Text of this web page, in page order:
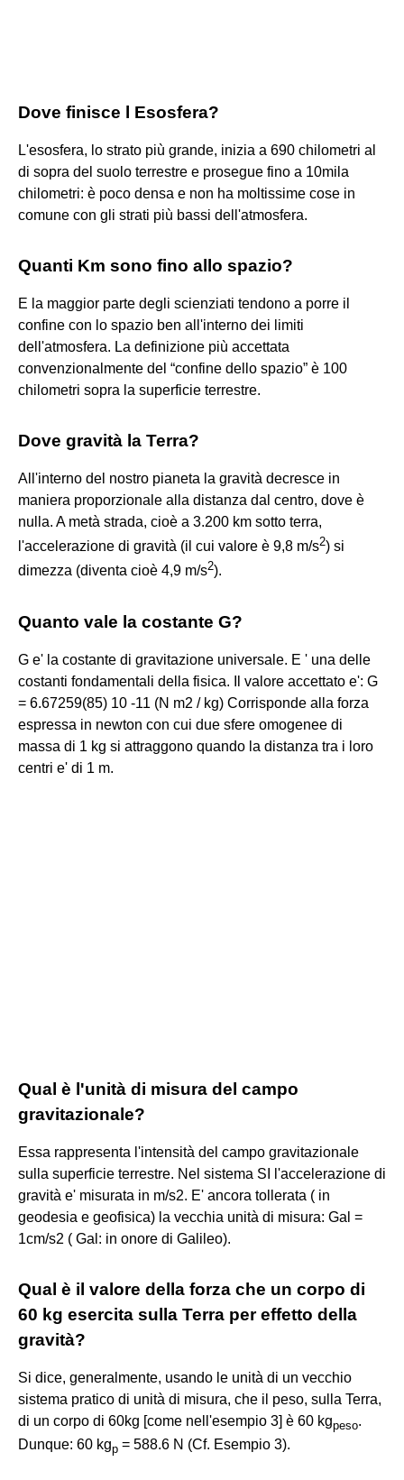
Dove finisce l Esosfera?
L'esosfera, lo strato più grande, inizia a 690 chilometri al
di sopra del suolo terrestre e prosegue fino a 10mila
chilometri: è poco densa e non ha moltissime cose in
comune con gli strati più bassi dell'atmosfera.
Quanti Km sono fino allo spazio?
E la maggior parte degli scienziati tendono a porre il
confine con lo spazio ben all'interno dei limiti
dell'atmosfera. La definizione più accettata
convenzionalmente del “confine dello spazio” è 100
chilometri sopra la superficie terrestre.
Dove gravità la Terra?
All'interno del nostro pianeta la gravità decresce in
maniera proporzionale alla distanza dal centro, dove è
nulla. A metà strada, cioè a 3.200 km sotto terra,
l'accelerazione di gravità (il cui valore è 9,8 m/s2) si
dimezza (diventa cioè 4,9 m/s2).
Quanto vale la costante G?
G e' la costante di gravitazione universale. E ' una delle
costanti fondamentali della fisica. Il valore accettato e': G
= 6.67259(85) 10 -11 (N m2 / kg) Corrisponde alla forza
espressa in newton con cui due sfere omogenee di
massa di 1 kg si attraggono quando la distanza tra i loro
centri e' di 1 m.
Qual è l'unità di misura del campo
gravitazionale?
Essa rappresenta l'intensità del campo gravitazionale
sulla superficie terrestre. Nel sistema SI l'accelerazione di
gravità e' misurata in m/s2. E' ancora tollerata ( in
geodesia e geofisica) la vecchia unità di misura: Gal =
1cm/s2 ( Gal: in onore di Galileo).
Qual è il valore della forza che un corpo di
60 kg esercita sulla Terra per effetto della
gravità?
Si dice, generalmente, usando le unità di un vecchio
sistema pratico di unità di misura, che il peso, sulla Terra,
di un corpo di 60kg [come nell'esempio 3] è 60 kgpeso.
Dunque: 60 kgp = 588.6 N (Cf. Esempio 3).